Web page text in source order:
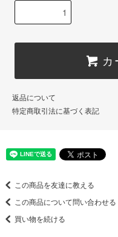
カ
返品について
特定商取引法に基づく表記
この商品を友達に教える
この商品について問い合わせる
買い物を続ける